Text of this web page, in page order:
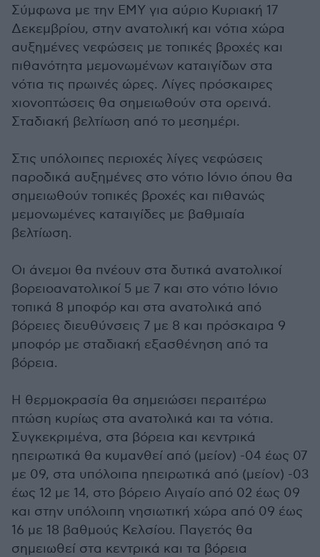
Σύμφωνα με την ΕΜΥ για αύριο Κυριακή 17
Δεκεμβρίου, στην ανατολική και νότια χώρα
αυξημένες νεφώσεις με τοπικές βροχές και
πιθανότητα μεμονωμένων καταιγίδων στα
νότια τις πρωινές ώρες. Λίγες πρόσκαιρες
χιονοπτώσεις θα σημειωθούν στα ορεινά.
Σταδιακή βελτίωση από το μεσημέρι.
Στις υπόλοιπες περιοχές λίγες νεφώσεις
παροδικά αυξημένες στο νότιο Ιόνιο όπου θα
σημειωθούν τοπικές βροχές και πιθανώς
μεμονωμένες καταιγίδες με βαθμιαία
βελτίωση.
Οι άνεμοι θα πνέουν στα δυτικά ανατολικοί
βορειοανατολικοί 5 με 7 και στο νότιο Ιόνιο
τοπικά 8 μποφόρ και στα ανατολικά από
βόρειες διευθύνσεις 7 με 8 και πρόσκαιρα 9
μποφόρ με σταδιακή εξασθένηση από τα
βόρεια.
Η θερμοκρασία θα σημειώσει περαιτέρω
πτώση κυρίως στα ανατολικά και τα νότια.
Συγκεκριμένα, στα βόρεια και κεντρικά
ηπειρωτικά θα κυμανθεί από (μείον) -04 έως 07
με 09, στα υπόλοιπα ηπειρωτικά από (μείον) -03
έως 12 με 14, στο βόρειο Αιγαίο από 02 έως 09
και στην υπόλοιπη νησιωτική χώρα από 09 έως
16 με 18 βαθμούς Κελσίου. Παγετός θα
σημειωθεί στα κεντρικά και τα βόρεια